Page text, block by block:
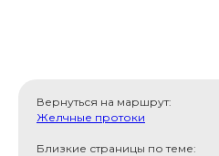
Вернуться на маршрут:
Желчные протоки
Близкие страницы по теме: